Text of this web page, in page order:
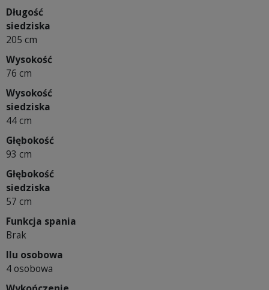
Długość
siedziska
205 cm
Wysokość
76 cm
Wysokość
siedziska
44 cm
Głębokość
93 cm
Głębokość
siedziska
57 cm
Funkcja spania
Brak
Ilu osobowa
4 osobowa